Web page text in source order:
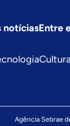
notíciasEntre
Agência Sebrae